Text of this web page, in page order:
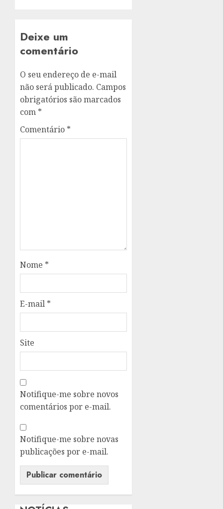
Deixe um
comentário
O seu endereço de e-mail
não será publicado. Campos
obrigatórios são marcados
com *
Comentário *
Nome *
E-mail *
Site
Notifique-me sobre novos
comentários por e-mail.
Notifique-me sobre novas
publicações por e-mail.